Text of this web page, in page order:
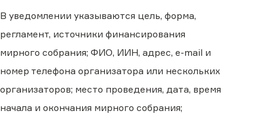
В уведомлении указываются цель, форма,
регламент, источники финансирования
мирного собрания; ФИО, ИИН, адрес, e-mail и
номер телефона организатора или нескольких
организаторов; место проведения, дата, время
начала и окончания мирного собрания;